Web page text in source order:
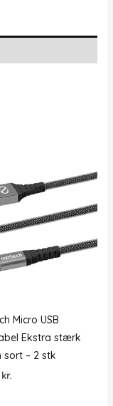
Micro USB
Ekstra stærk
sort – 2 stk
kr.